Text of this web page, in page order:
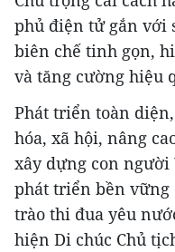
phủ điện tử gắn với
biên chế tinh gọn,
và tăng cường hiệu
Phát triển toàn
hóa, xã hội, nâng
xây dựng con người
phát triển bền vững
trào thi đua yêu
hiện Di chúc Chủ